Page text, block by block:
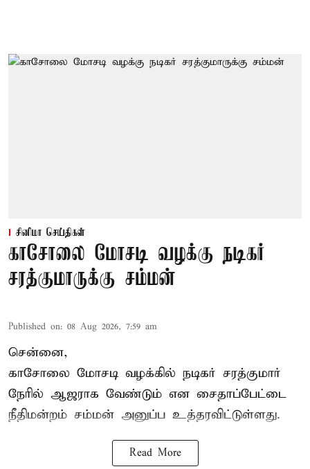
சினிமா செய்திகள்
காசோலை மோசடி வழக்கு நடிகர்
சரத்குமாருக்கு சம்மன்
Published on: 08 Aug 2026, 7:59 am
சென்னை,
காசோலை மோசடி வழக்கில் நடிகர் சரத்குமார்
நேரில் ஆஜராக வேண்டும் என சைதாப்பேட்டை
நீதிமன்றம் சம்மன் அனுப்ப உத்தரவிட்டுள்ளது.
Read More